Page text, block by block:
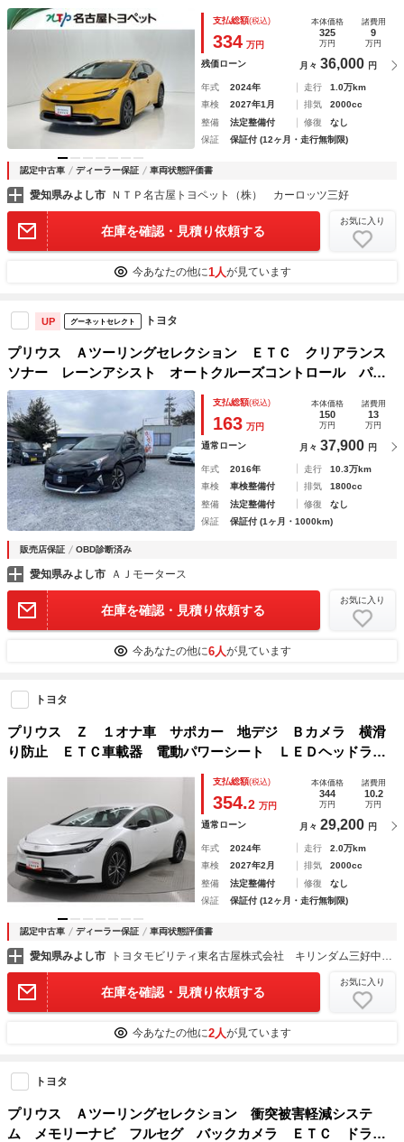
ッドランプ
支払総額(税込)
334 万円
本体価格
325
万円
諸費用
9
万円
残価ローン 月々 36,000 円
年式 2024年 走行
1.0万km
車検
2027年1月 排気
2000cc
整備
法定整備付 修復
なし
保証
保証付 (12ヶ月・走行無制限)
認定中古車 ディーラー保証 車両状態評価書
愛知県みよし市 ＮＴＰ名古屋トヨペット（株） カーロッツ三好
在庫を確認・見積り依頼する
お気に入り
今あなたの他に1人が見ています
UP グーネットセレクト トヨタ
プリウス Ａツーリングセレクション ＥＴＣ クリアランス
ソナー レーンアシスト オートクルーズコントロール パー
クアシスト 衝突被害軽減システム バックカメラ ナビ Ｔ
Ｖ アルミホイール オートマチックハイビーム ＬＥＤヘッ
ドランプ
支払総額(税込)
163 万円
本体価格
150
万円
諸費用
13
万円
通常ローン 月々 37,900 円
年式 2016年 走行
10.3万km
車検
車検整備付 排気
1800cc
整備
法定整備付 修復
なし
保証
保証付 (1ヶ月・1000km)
販売店保証 OBD診断済み
愛知県みよし市 ＡＪモータース
在庫を確認・見積り依頼する
お気に入り
今あなたの他に6人が見ています
トヨタ
プリウス Ｚ １オナ車 サポカー 地デジ Ｂカメラ 横滑
り防止 ＥＴＣ車載器 電動パワーシート ＬＥＤヘッドライ
ト １００Ｖ充電 テレビ アルミホイール エアコン ドラ
イブレコーダ 運転席エアバッグ ＡＢＳ
支払総額(税込)
354.2 万円
本体価格
344
万円
諸費用
10.2
万円
通常ローン 月々 29,200 円
年式 2024年 走行
2.0万km
車検
2027年2月 排気
2000cc
整備
法定整備付 修復
なし
保証
保証付 (12ヶ月・走行無制限)
認定中古車 ディーラー保証 車両状態評価書
愛知県みよし市 トヨタモビリティ東名古屋株式会社 キリンダム三好中央店
在庫を確認・見積り依頼する
お気に入り
今あなたの他に2人が見ています
トヨタ
プリウス Ａツーリングセレクション 衝突被害軽減システ
ム メモリーナビ フルセグ バックカメラ ＥＴＣ ドラレ